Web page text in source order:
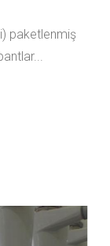
paketlenmiş